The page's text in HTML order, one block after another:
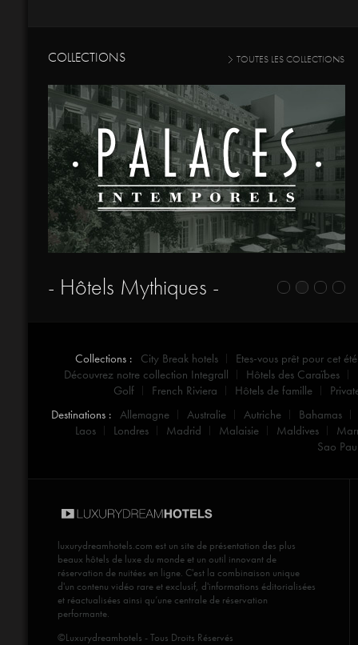
COLLECTIONS TOUTES LES COLLECTIONS
- Hôtels Mythiques -
Collections : City Break hotels
Etes-vous prêt pour cet été
Découvrez notre collection Integrall
Hôtels des Caraïbes
Golf
French Riviera Hôtels de famille
Destinations : Allemagne Australie Autriche
Bahamas
Laos
Londres Madrid Malaisie Maldives
Sao
luxurydreamhotels.com est un site de présentation des plus
beaux hôtels de luxe du monde et un outil innovant de
réservation de nuitées en ligne. C'est la combinaison unique
d'un contenu vidéo rare et exclusif, d'informations éditorialisées
et réactualisées ainsi qu’une centrale de réservation
performante.
©Luxurydreamhotels - Tous Droits Réservés